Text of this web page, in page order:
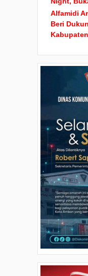
Alfamidi
Beri